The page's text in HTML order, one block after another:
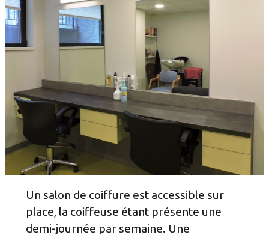
Un salon de coiffure est accessible sur
place, la coiffeuse étant présente une
demi-journée par semaine. Une